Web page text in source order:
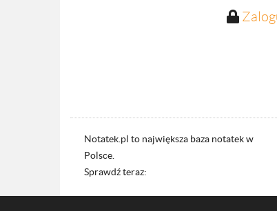
Notatek.pl to największa baza notatek w
Polsce.
Sprawdź teraz: